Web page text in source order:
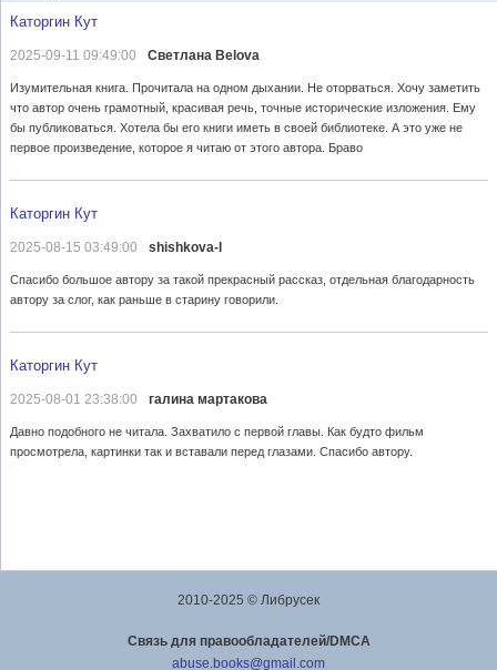
Каторгин Кут
2025-09-11 09:49:00 Светлана Belova
Изумительная книга. Прочитала на одном дыхании. Не оторваться. Хочу заметить
что автор очень грамотный, красивая речь, точные исторические изложения. Ему
бы публиковаться. Хотела бы его книги иметь в своей библиотеке. А это уже не
первое произведение, которое я читаю от этого автора. Браво
Каторгин Кут
2025-08-15 03:49:00 shishkova-l
Спасибо большое автору за такой прекрасный рассказ, отдельная благодарность
автору за слог, как раньше в старину говорили.
Каторгин Кут
2025-08-01 23:38:00 галина мартакова
Давно подобного не читала. Захватило с первой главы. Как будто фильм
просмотрела, картинки так и вставали перед глазами. Спасибо автору.
2010-2025 © Либрусек
Cвязь для правообладателей/DMCA
abuse.books@gmail.com